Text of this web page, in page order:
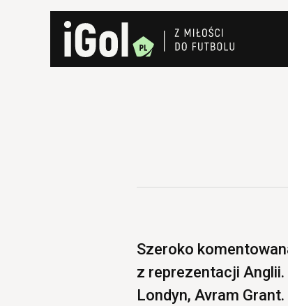
Szeroko
z reprezentacji Anglii.
Londyn, Avram Grant.